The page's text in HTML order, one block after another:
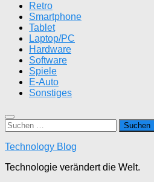
Retro
Smartphone
Tablet
Laptop/PC
Hardware
Software
Spiele
E-Auto
Sonstiges
Suchen
nach:
Technology Blog
Technologie verändert die Welt.